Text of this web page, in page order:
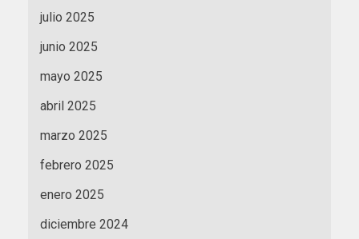
julio 2025
junio 2025
mayo 2025
abril 2025
marzo 2025
febrero 2025
enero 2025
diciembre 2024